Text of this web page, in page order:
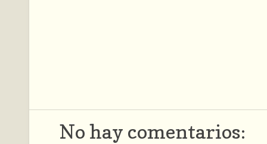
No hay comentarios: